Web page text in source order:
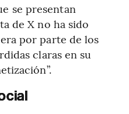
se presentan
de X no ha sido
por parte de los
claras en su